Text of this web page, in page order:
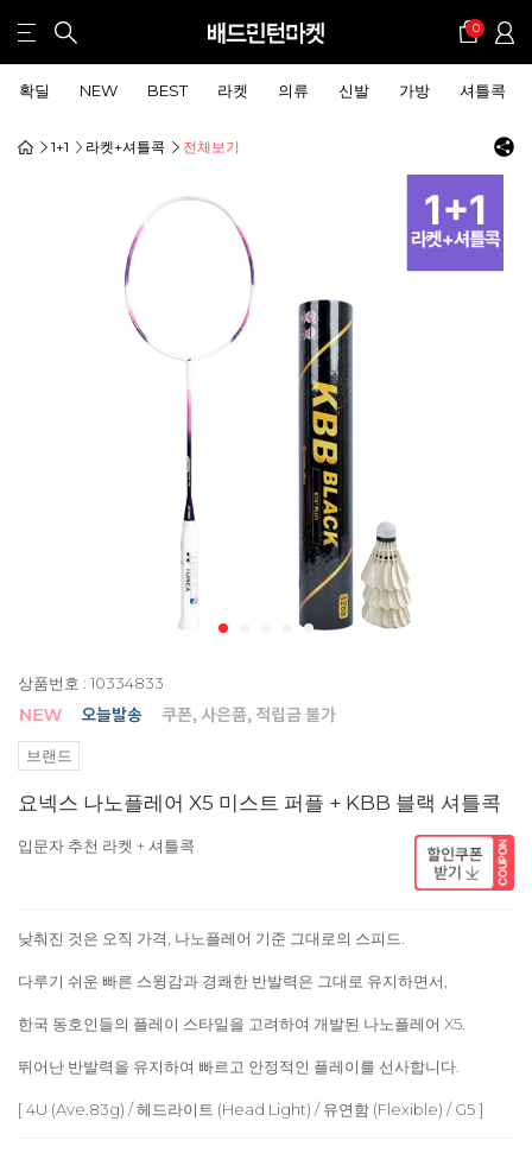
0
확딜 NEW BEST 라켓 의류 신발 가방 셔틀콕
1+1 라켓+셔틀콕 전체보기
상품번호 : 10334833
브랜드
요넥스 나노플레어 X5 미스트 퍼플 + KBB 블랙 셔틀콕
입문자 추천 라켓 + 셔틀콕
낮춰진 것은 오직 가격, 나노플레어 기준 그대로의 스피드.
다루기 쉬운 빠른 스윙감과 경쾌한 반발력은 그대로 유지하면서,
한국 동호인들의 플레이 스타일을 고려하여 개발된 나노플레어 X5.
뛰어난 반발력을 유지하여 빠르고 안정적인 플레이를 선사합니다.
[ 4U (Ave.83g) / 헤드라이트 (Head Light) / 유연함 (Flexible) / G5 ]